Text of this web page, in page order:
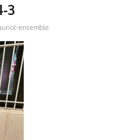
3
ensemble